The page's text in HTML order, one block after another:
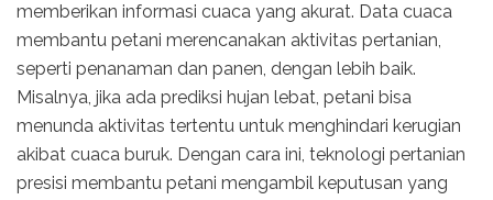
memberikan informasi cuaca yang akurat. Data cuaca
membantu petani merencanakan aktivitas pertanian,
seperti penanaman dan panen, dengan lebih baik.
Misalnya, jika ada prediksi hujan lebat, petani bisa
menunda aktivitas tertentu untuk menghindari kerugian
akibat cuaca buruk. Dengan cara ini, teknologi pertanian
presisi membantu petani mengambil keputusan yang